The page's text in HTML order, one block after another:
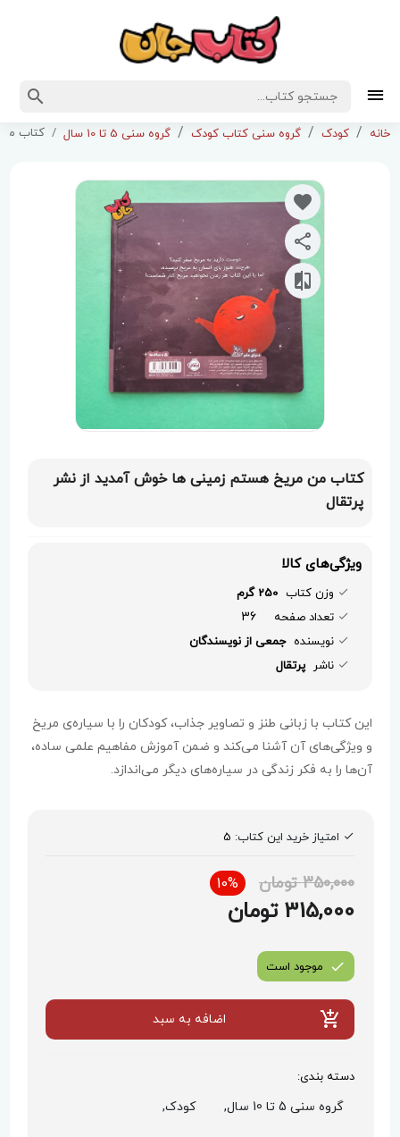
خانه کودک گروه سنی کتاب کودک گروه سنی 5 تا 10 سال کتاب من
کتاب من مریخ هستم زمینی ها خوش آمدید از نشر
پرتقال
ویژگی‌های کالا
وزن کتاب 250 گرم
تعداد صفحه
36
نویسنده جمعی از نویسندگان
ناشر پرتقال
این کتاب با زبانی طنز و تصاویر جذاب، کودکان را با سیاره‌ی مریخ
و ویژگی‌های آن آشنا می‌کند و ضمن آموزش مفاهیم علمی ساده،
آن‌ها را به فکر زندگی در سیاره‌های دیگر می‌اندازد.
امتیاز خرید این کتاب: 5
350,000 تومان 10%
315,000 تومان
موجود است
اضافه به سبد
دسته بندی:
گروه سنی 5 تا 10 سال, کودک,